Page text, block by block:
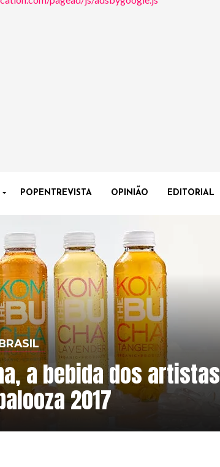
POPENTREVISTA OPINIÃO EDITORIAL
a bebida dos artistas
2017